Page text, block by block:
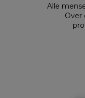
Alle
Over